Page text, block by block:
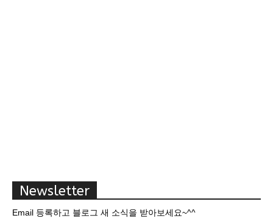
Newsletter
Email 등록하고 블로그 새 소식을 받아보세요~^^